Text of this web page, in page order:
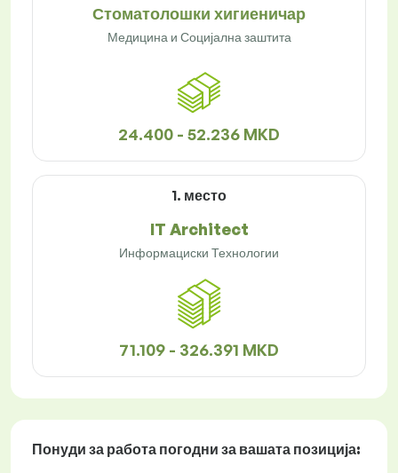
Стоматолошки хигиеничар
Медицина и Социјална заштита
24.400 - 52.236 MKD
1. место
IT Architect
Информациски Технологии
71.109 - 326.391 MKD
Понуди за работа погодни за вашата позиција: